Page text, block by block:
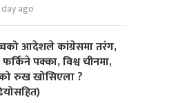
day ago
आदेशले कांग्रेसमा तरंग,
पक्का, विश्व चीनमा,
रुख खोसिएला ?